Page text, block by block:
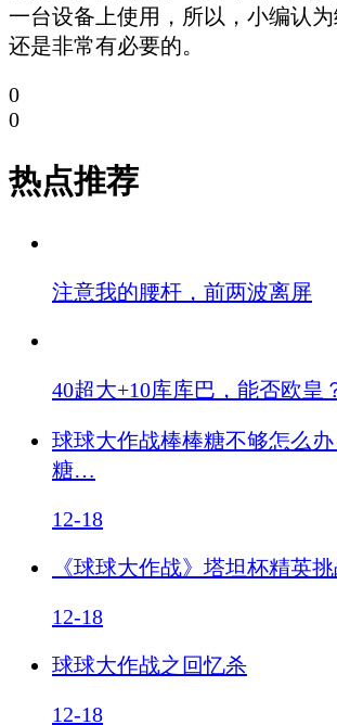
一台设备上使用，所以，小编认
还是非常有必要的。
0
0
热点推荐
注意我的腰杆，前两波离屏
40超大+10库库巴，能否欧皇
球球大作战棒棒糖不够怎么
糖…
12-18
《球球大作战》塔坦杯精英
12-18
球球大作战之回忆杀
12-18